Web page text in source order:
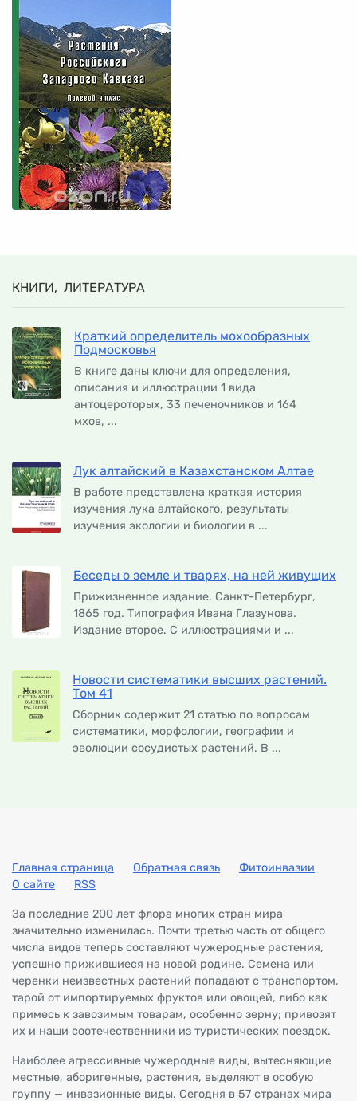
КНИГИ, ЛИТЕРАТУРА
Краткий определитель мохообразных
Подмосковья
В книге даны ключи для определения,
описания и иллюстрации 1 вида
антоцероторых, 33 печеночников и 164
мхов, ...
Лук алтайский в Казахстанском Алтае
В работе представлена краткая история
изучения лука алтайского, результаты
изучения экологии и биологии в ...
Беседы о земле и тварях, на ней живущих
Прижизненное издание. Санкт-Петербург,
1865 год. Типография Ивана Глазунова.
Издание второе. С иллюстрациями и ...
Новости систематики высших растений.
Том 41
Сборник содержит 21 статью по вопросам
систематики, морфологии, географии и
эволюции сосудистых растений. В ...
Главная страница Обратная связь
Фитоинвазии
О сайте
RSS
За последние 200 лет флора многих стран мира
значительно изменилась. Почти третью часть от общего
числа видов теперь составляют чужеродные растения,
успешно прижившиеся на новой родине. Семена или
черенки неизвестных растений попадают с транспортом,
тарой от импортируемых фруктов или овощей, либо как
примесь к завозимым товарам, особенно зерну; привозят
их и наши соотечественники из туристических поездок.
Наиболее агрессивные чужеродные виды, вытесняющие
местные, аборигенные, растения, выделяют в особую
группу — инвазионные виды. Сегодня в 57 странах мира